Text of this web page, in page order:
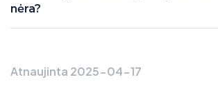
nėra?
Atnaujinta 2025-04-17